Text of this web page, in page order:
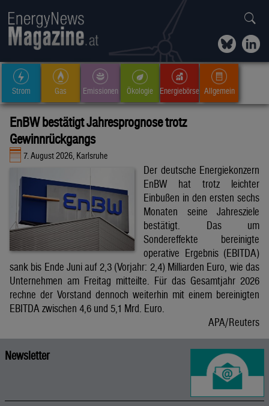
Strom Gas Emissionen Ökologie Energiebörse Allgemein
EnBW bestätigt Jahresprognose trotz
Gewinnrückgangs
7. August 2026, Karlsruhe
Der deutsche Energiekonzern
EnBW hat trotz leichter
Einbußen in den ersten sechs
Monaten seine Jahresziele
bestätigt. Das um
Sondereffekte bereinigte
operative Ergebnis (EBITDA)
sank bis Ende Juni auf 2,3 (Vorjahr: 2,4) Milliarden Euro, wie das
Unternehmen am Freitag mitteilte. Für das Gesamtjahr 2026
rechne der Vorstand dennoch weiterhin mit einem bereinigten
EBITDA zwischen 4,6 und 5,1 Mrd. Euro.
APA/Reuters
Newsletter